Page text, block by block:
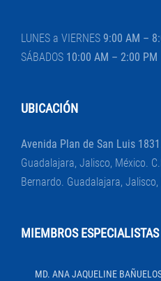
LUNES a VIERNES 9:00 AM –
SÁBADOS 10:00 AM – 2:00 PM
UBICACIÓN
Avenida Plan de San Luis
Guadalajara, Jalisco, México.
Bernardo. Guadalajara, Jalisco,
MIEMBROS ESPECIALISTAS
MD. ANA JAQUELINE